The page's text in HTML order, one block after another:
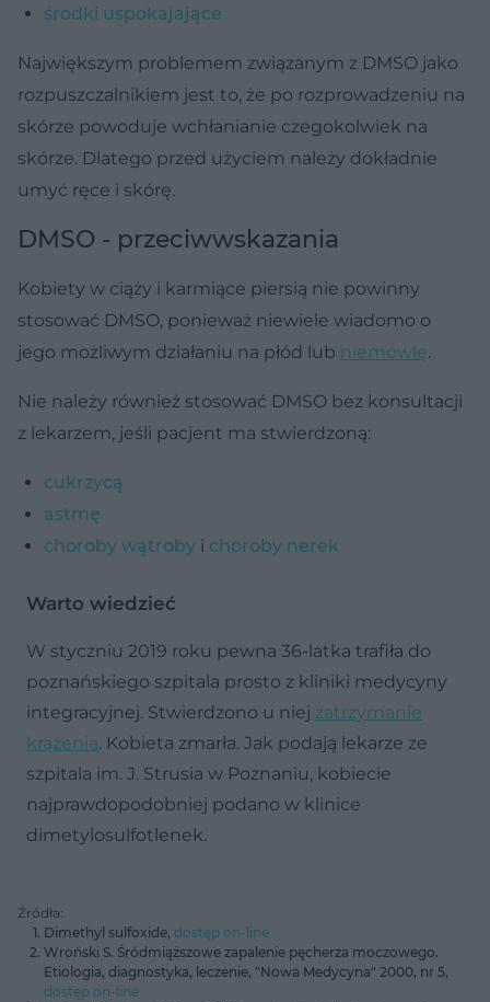
środki uspokajające
Największym problemem związanym z DMSO jako
rozpuszczalnikiem jest to, że po rozprowadzeniu na
skórze powoduje wchłanianie czegokolwiek na
skórze. Dlatego przed użyciem należy dokładnie
umyć ręce i skórę.
DMSO - przeciwwskazania
Kobiety w ciąży i karmiące piersią nie powinny
stosować DMSO, ponieważ niewiele wiadomo o
jego możliwym działaniu na płód lub niemowlę.
Nie należy również stosować DMSO bez konsultacji
z lekarzem, jeśli pacjent ma stwierdzoną:
cukrzycą
astmę
choroby wątroby i choroby nerek
Warto wiedzieć
W styczniu 2019 roku pewna 36-latka trafiła do
poznańskiego szpitala prosto z kliniki medycyny
integracyjnej. Stwierdzono u niej zatrzymanie
krążenia. Kobieta zmarła. Jak podają lekarze ze
szpitala im. J. Strusia w Poznaniu, kobiecie
najprawdopodobniej podano w klinice
dimetylosulfotlenek.
Źródła:
Dimethyl sulfoxide, dostęp on-line
Wroński S. Śródmiąższowe zapalenie pęcherza moczowego.
Etiologia, diagnostyka, leczenie, "Nowa Medycyna" 2000, nr 5,
dostęp on-line